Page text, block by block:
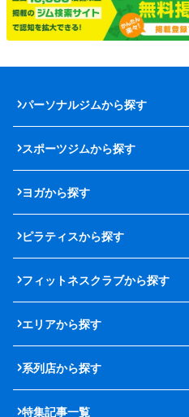
パーソナルジムから探す
スポーツジムから探す
ヨガから探す
ピラティスから探す
フィットネスクラブから探す
エリアから探す
系列店から探す
特集記事一覧